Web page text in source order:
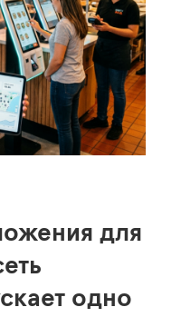
для
одно